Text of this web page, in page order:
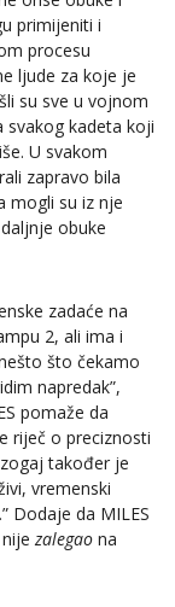
primijeniti i
procesu
ljude za koje je
su sve u vojnom
svakog kadeta koji
U svakom
zapravo bila
mogli su iz nje
obuke
zadaće na
2, ali ima i
što čekamo
napredak”,
pomaže da
riječ o preciznosti
također je
vremenski
Dodaje da MILES
zalegao na